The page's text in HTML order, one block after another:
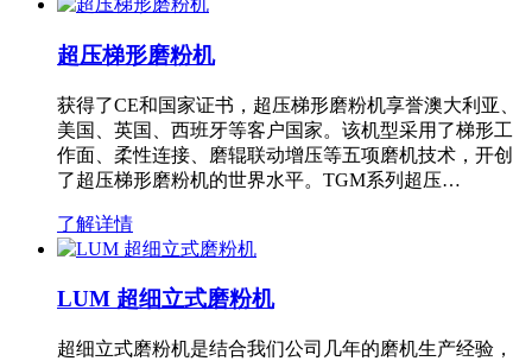
超压梯形磨粉机
获得了CE和国家证书，超压梯形磨粉机享誉澳大利亚、
美国、英国、西班牙等客户国家。该机型采用了梯形工
作面、柔性连接、磨辊联动增压等五项磨机技术，开创
了超压梯形磨粉机的世界水平。TGM系列超压…
了解详情
LUM 超细立式磨粉机
超细立式磨粉机是结合我们公司几年的磨机生产经验，